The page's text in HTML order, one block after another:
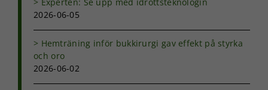
2026-06-05
Hemträning inför bukkirurgi gav effekt på styrka
och oro
2026-06-02